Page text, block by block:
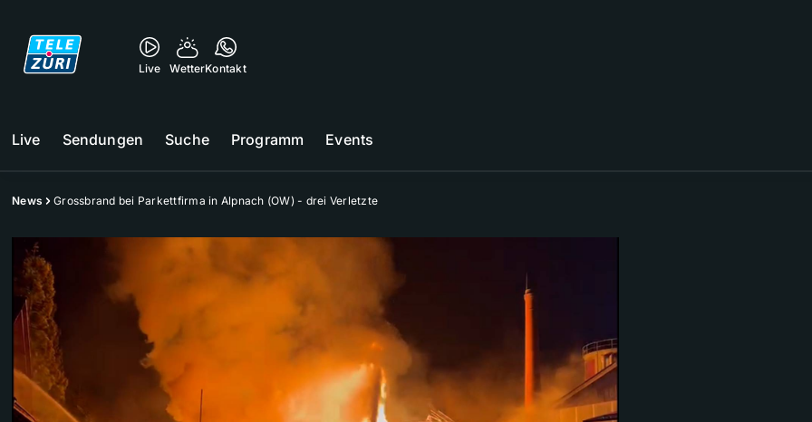
Live WetterKontakt
Live Sendungen Suche Programm Events
News Grossbrand bei Parkettfirma in Alpnach (OW) - drei Verletzte